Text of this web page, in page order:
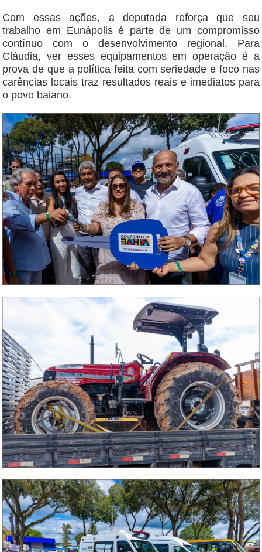
Com essas ações, a deputada reforça que seu
trabalho em Eunápolis é parte de um compromisso
contínuo com o desenvolvimento regional. Para
Cláudia, ver esses equipamentos em operação é a
prova de que a política feita com seriedade e foco nas
carências locais traz resultados reais e imediatos para
o povo baiano.